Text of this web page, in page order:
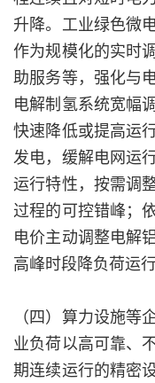
升降。工业绿色微
作为规模化的实时
助服务等，强化与
电解制氢系统宽幅
快速降低或提高运
发电，缓解电网运
运行特性，按需调
过程的可控错峰；
电价主动调整电解
高峰时段降负荷运
（四）算力设施
业负荷以高可靠、
期连续运行的精密